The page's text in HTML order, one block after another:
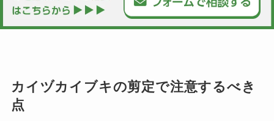
カイヅカイブキの剪定で注意するべき
点